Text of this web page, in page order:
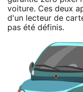
voiture. Ces deux
d'un lecteur de
pas été définis.